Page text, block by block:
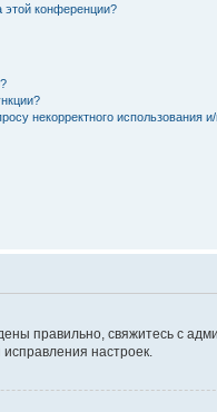
этой конференции?
некорректного использования
правильно, свяжитесь с
настроек.